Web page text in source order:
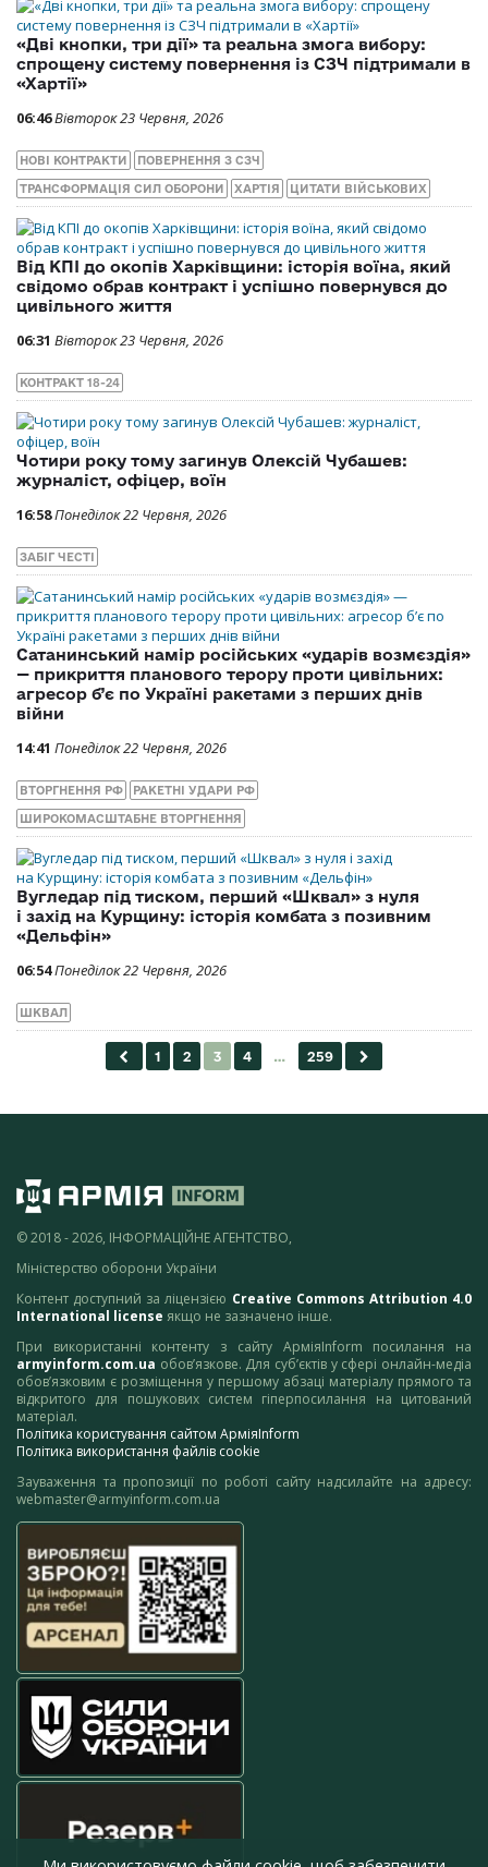
«Дві кнопки, три дії» та реальна змога вибору:
спрощену систему повернення із СЗЧ підтримали в
«Хартії»
06:46Вівторок 23 Червня, 2026
НОВІ КОНТРАКТИ ПОВЕРНЕННЯ З СЗЧ
ТРАНСФОРМАЦІЯ СИЛ ОБОРОНИ ХАРТІЯ ЦИТАТИ ВІЙСЬКОВИХ
Від КПІ до окопів Харківщини: історія воїна, який
свідомо обрав контракт і успішно повернувся до
цивільного життя
06:31 Вівторок 23 Червня, 2026
КОНТРАКТ 18-24
Чотири року тому загинув Олексій Чубашев:
журналіст, офіцер, воїн
16:58Понеділок 22 Червня, 2026
ЗАБІГ ЧЕСТІ
Сатанинський намір російських «ударів возмєздія»
— прикриття планового терору проти цивільних:
агресор б’є по Україні ракетами з перших днів
війни
14:41 Понеділок 22 Червня, 2026
ВТОРГНЕННЯ РФ РАКЕТНІ УДАРИ РФ
ШИРОКОМАСШТАБНЕ ВТОРГНЕННЯ
Вугледар під тиском, перший «Шквал» з нуля
і захід на Курщину: історія комбата з позивним
«Дельфін»
06:54Понеділок 22 Червня, 2026
ШКВАЛ
© 2018 - 2026, ІНФОРМАЦІЙНЕ АГЕНТСТВО,
Міністерство оборони України
Контент доступний за ліцензією Creative Commons Attribution 4.0
International license якщо не зазначено інше.
При використанні контенту з сайту АрміяInform посилання на
armyinform.com.ua обов’язкове. Для суб’єктів у сфері онлайн-медіа
обов’язковим є розміщення у першому абзаці матеріалу прямого та
відкритого для пошукових систем гіперпосилання на цитований
матеріал.
Політика користування сайтом АрміяInform
Політика використання файлів cookie
Зауваження та пропозиції по роботі сайту надсилайте на адресу:
webmaster@armyinform.com.ua